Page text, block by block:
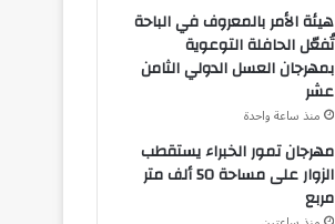
هيئة الأمر بالمعروف في الباحة
تُفعّل الحافلة التوعوية
بمهرجان العسل الدولي الثامن
عشر
منذ ساعة واحدة
مهرجان تمور الخبراء يستقطب
الزوار على مساحة 50 ألف متر
مربع